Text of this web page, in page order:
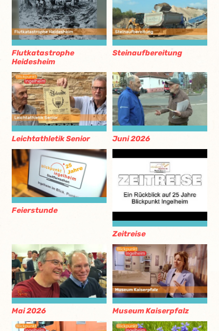
Flutkatastrophe
Heidesheim
Steinaufbereitung
Leichtathletik Senior Juni 2026
Feierstunde
Zeitreise
Mai 2026 Museum Kaiserpfalz